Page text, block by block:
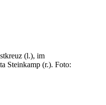
(l.), im
Steinkamp (r.). Foto: